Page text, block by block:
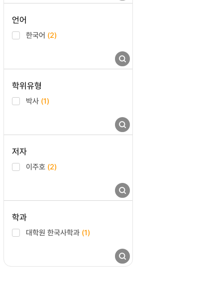
언어
한국어 (2)
학위유형
박사 (1)
저자
이주호 (2)
학과
대학원 한국사학과 (1)